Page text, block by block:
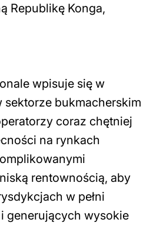
Republikę Konga,
wpisuje się w
sektorze bukmacherskim
coraz chętniej
na rynkach
rentownością, aby
w pełni
generujących wysokie